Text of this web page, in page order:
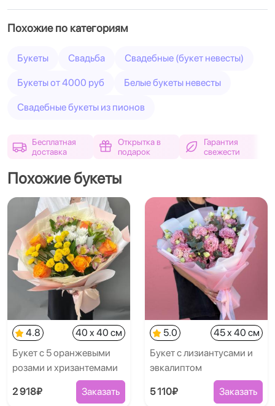
Похожие по категориям
Букеты Свадьба Свадебные (букет невесты)
Букеты от 4000 руб Белые букеты невесты
Свадебные букеты из пионов
Бесплатная
доставка
Открытка в
подарок
Гарантия
свежести
Похожие букеты
4.8
40 x 40 см
Букет с 5 оранжевыми
розами и хризантемами
2 918₽ Заказать
5.0
45 x 40 см
Букет с лизиантусами и
эвкалиптом
5 110₽ Заказать